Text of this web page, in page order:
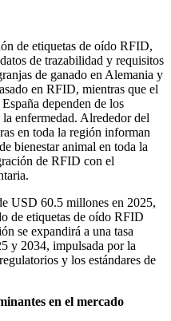
de etiquetas de oído RFID,
de trazabilidad y requisitos
de ganado en Alemania y
en RFID, mientras que el
dependen de los
enfermedad. Alrededor del
en toda la región informan
bienestar animal en toda la
de RFID con el
USD 60.5 millones en 2025,
de etiquetas de oído RFID
se expandirá a una tasa
y 2034, impulsada por la
y los estándares de
en el mercado